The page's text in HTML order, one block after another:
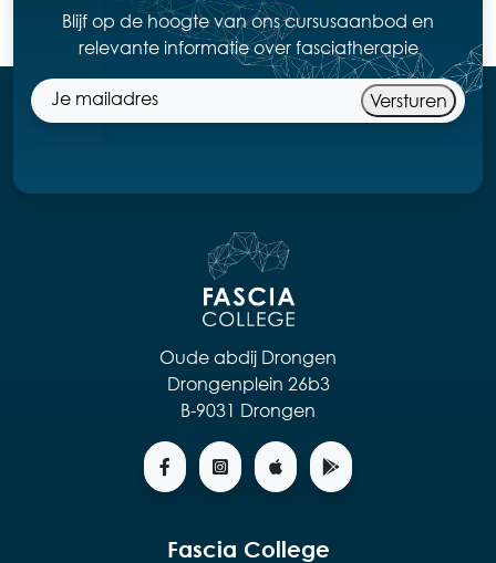
Blijf op de hoogte van ons cursusaanbod en
relevante informatie over fasciatherapie
Versturen
Oude abdij Drongen
Drongenplein 26b3
B-9031 Drongen
Fascia College